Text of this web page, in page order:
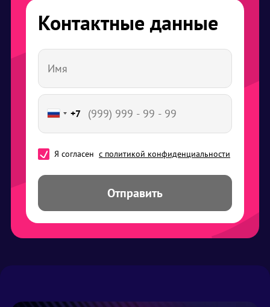
Контактные данные
+7
Я согласен с политикой конфиденциальности
Отправить